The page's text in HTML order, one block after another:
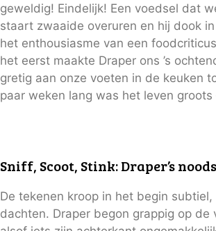
geweldig! Eindelijk! Een voedsel dat
staart zwaaide overuren en hij dook
het enthousiasme van een
het eerst maakte Draper ons ’s
gretig aan onze voeten in de keuken
paar weken lang was het leven
Sniff, Scoot, Stink: Draper’s
De tekenen kroop in het begin
dachten. Draper begon grappig op